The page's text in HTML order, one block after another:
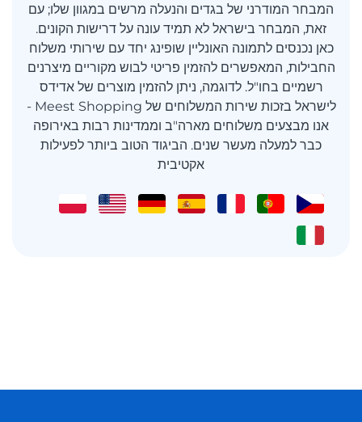
המבחר המודרני של בגדים והנעלה מרשים במגוון שלו; עם
זאת, המבחר בישראל לא תמיד עונה על דרישות הקונים.
כאן נכנסים לתמונה האונליין שופינג יחד עם שירותי משלוח
החבילות, המאפשרים להזמין פריטי לבוש מקוריים מיצרנים
רשמיים בחו"ל. לדוגמה, ניתן להזמין מוצרים של אדידס
לישראל בזכות שירות המשלוחים של Meest Shopping -
אנו מבצעים משלוחים מארה"ב וממדינות רבות באירופה
כבר למעלה מעשר שנים. הביגוד הטוב ביותר לפעילות
אקטיבית